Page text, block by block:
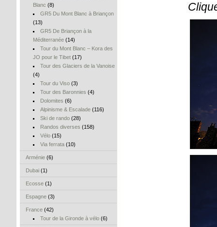
Blanc (8)
GR5 Du Mont Blanc à Briançon
(13)
GR5 De Briançon à la
Méditerranée (14)
Tour du Mont Blanc – Kora des
JO pour le Tibet (17)
Tour des Glaciers de la Vanoise
(4)
Tour du Viso(3)
Tour des Baronnies (4)
Dolomites (6)
Alpinisme & Escalade(116)
Ski de rando(28)
Randos diverses (158)
Vélo(15)
Via ferrata(10)
Arménie (6)
Dubai (1)
Ecosse (1)
Espagne (3)
France (42)
Tour de la Gironde à vélo(6)